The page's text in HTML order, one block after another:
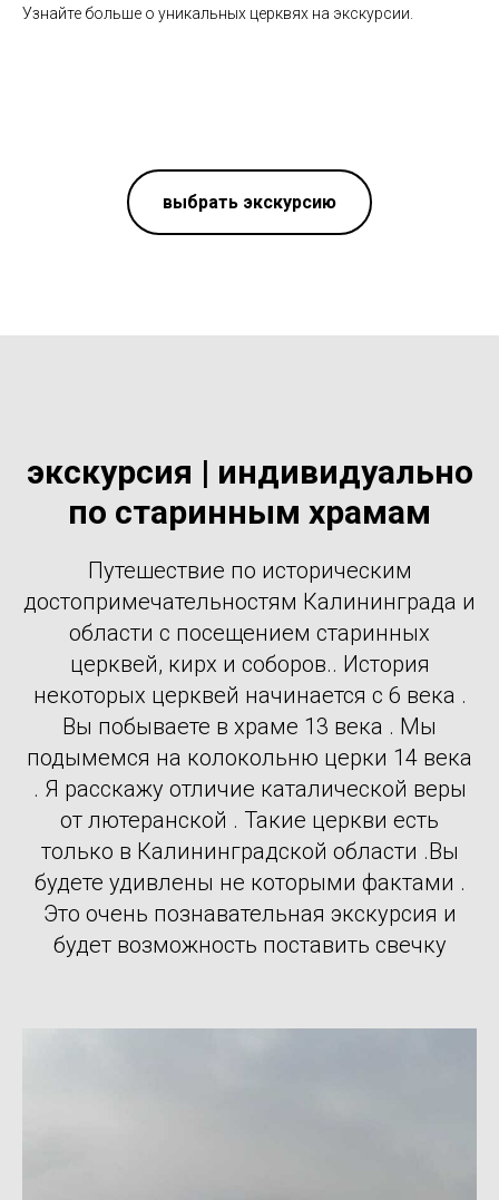
Узнайте больше о уникальных церквях на экскурсии.
выбрать экскурсию
экскурсия | индивидуально
по старинным храмам
Путешествие по историческим
достопримечательностям Калининграда и
области с посещением старинных
церквей, кирх и соборов.. История
некоторых церквей начинается с 6 века .
Вы побываете в храме 13 века . Мы
подымемся на колокольню церки 14 века
. Я расскажу отличие каталической веры
от лютеранской . Такие церкви есть
только в Калининградской области .Вы
будете удивлены не которыми фактами .
Это очень познавательная экскурсия и
будет возможность поставить свечку